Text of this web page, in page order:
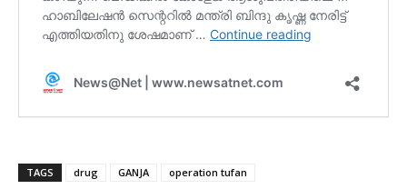
TAGS drug GANJA operation tufan